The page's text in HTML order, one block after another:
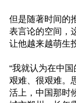
但是随著时间的
表言论的空间，
让他越来越萌生
“我就认为在中
艰难、很艰难。
活上，中国那时